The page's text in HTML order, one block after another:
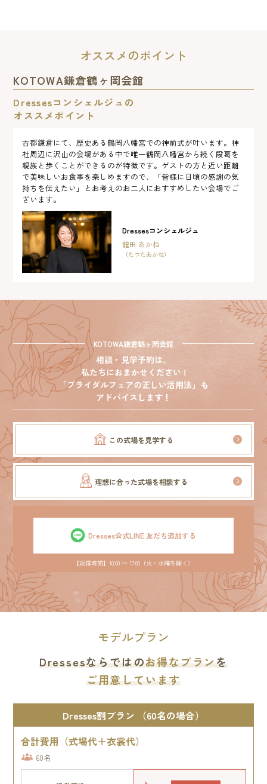
オススメのポイント
KOTOWA鎌倉鶴ヶ岡会館
Dressesコンシェルジュの
オススメポイント
古都鎌倉にて、歴史ある鶴岡八幡宮での神前式が叶います。神
社周辺に沢山の会場がある中で唯一鶴岡八幡宮から続く段葛を
親族と歩くことができるのが特徴です。ゲストの方と近い距離
で美味しいお食事を楽しめますので、「皆様に日頃の感謝の気
持ちを伝えたい」とお考えのお二人におすすめしたい会場でご
ざいます。
Dressesコンシェルジュ
龍田 あかね
（たつたあかね）
KOTOWA鎌倉鶴ヶ岡会館
相談・見学予約は、
私たちにおまかせください !
「ブライダルフェアの正しい活用法」も
アドバイスします！
この式場を見学する
理想に合った式場を相談する
Dresses公式LINE 友だち追加する
【返信時間】10:00 〜 17:00（火・水曜を除く）
モデルプラン
Dressesならではのお得なプランを
ご用意しています
Dresses割プラン （60名の場合）
合計費用（式場代＋衣裳代）
60名